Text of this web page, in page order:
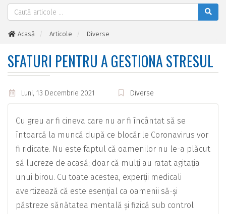
Acasă Articole
Diverse
SFATURI PENTRU A GESTIONA STRESUL
Luni, 13 Decembrie 2021 Diverse
Cu greu ar fi cineva care nu ar fi încântat să se
întoarcă la muncă după ce blocările Coronavirus vor
fi ridicate. Nu este faptul că oamenilor nu le-a plăcut
să lucreze de acasă; doar că mulți au ratat agitația
unui birou. Cu toate acestea, experții medicali
avertizează că este esențial ca oamenii să-și
păstreze sănătatea mentală și fizică sub control